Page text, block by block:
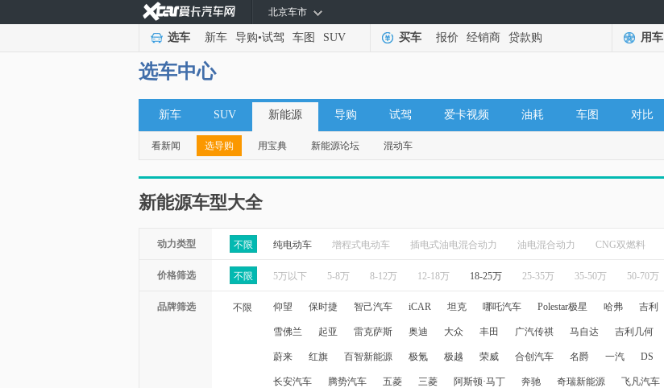
北京车市
选车 新车 导购•试驾 车图 SUV 买车 报价 经销商 贷款购 用车
选车中心
新车 SUV 新能源 导购 试驾 爱卡视频 油耗 车图 对比
看新闻 选导购 用宝典 新能源论坛 混动车
新能源车型大全
动力类型 不限 纯电动车 增程式电动车 插电式油电混合动力 油电混合动力 CNG双燃料
价格筛选 不限 5万以下 5-8万 8-12万 12-18万 18-25万 25-35万 35-50万 50-70万
品牌筛选 不限 仰望 保时捷 智己汽车 iCAR 坦克 哪吒汽车 Polestar极星 哈弗 吉利
雪佛兰 起亚 雷克萨斯 奥迪 大众 丰田 广汽传祺 马自达 吉利几何
蔚来 红旗 百智新能源 极氪 极越 荣威 合创汽车 名爵 一汽 DS
长安汽车 腾势汽车 五菱 三菱 阿斯顿·马丁 奔驰 奇瑞新能源 飞凡汽车